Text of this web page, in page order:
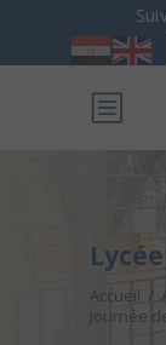
Accueil /
Journée